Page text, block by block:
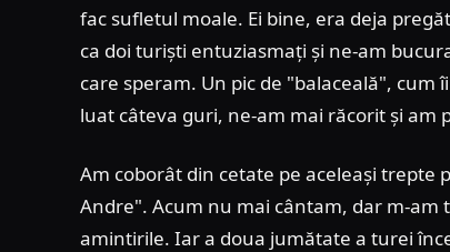
fac sufletul moale. Ei bine, era deja
ca doi turiști entuziasmați și ne-am
care speram. Un pic de "balaceală",
luat câteva guri, ne-am mai răcorit și am
Am coborât din cetate pe aceleași trepte
Andre". Acum nu mai cântam, dar m-am
amintirile. Iar a doua jumătate a turei